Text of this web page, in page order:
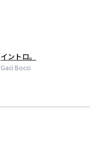
イントロ。
Gaci Bocci